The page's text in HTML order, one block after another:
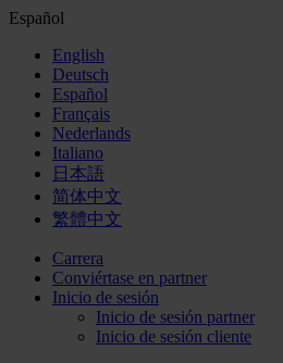
Español
English
Deutsch
Español
Français
Nederlands
Italiano
日本語
简体中文
繁體中文
Carrera
Conviértase en partner
Inicio de sesión
Inicio de sesión partner
Inicio de sesión cliente